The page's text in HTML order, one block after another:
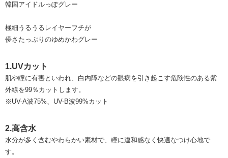
韓国アイドルっぽグレー
極細うるうるレイヤーフチが
儚さたっぷりのゆめかわグレー
1.UVカット
肌や瞳に有害といわれ、白内障などの眼病を引き起こす危険性のある紫
外線を99％カットします。
※UV-A波75%、UV-B波99%カット
2.高含水
水分が多く含むやわらかい素材で、瞳に違和感なく快適なつけ心地で
す。